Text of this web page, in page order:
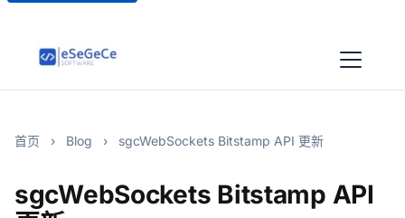
首页 › Blog › sgcWebSockets Bitstamp API 更新
sgcWebSockets Bitstamp API